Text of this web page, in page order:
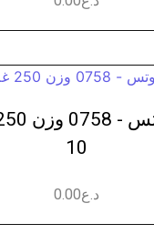
10
د.ع0.00